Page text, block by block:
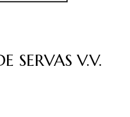
SERVAS V.V.